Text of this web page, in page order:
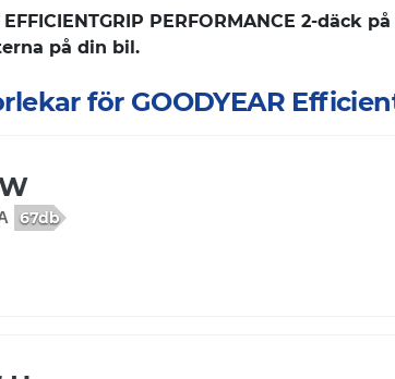
EFFICIENTGRIP PERFORMANCE 2-
på din bil.
för GOODYEAR
67db